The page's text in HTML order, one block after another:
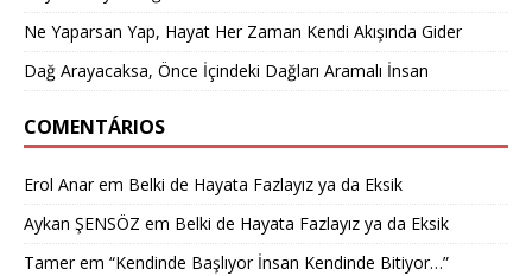
Ne Yaparsan Yap, Hayat Her Zaman Kendi Akışında Gider
Dağ Arayacaksa, Önce İçindeki Dağları Aramalı İnsan
COMENTÁRIOS
Erol Anarem Belki de Hayata Fazlayız ya da Eksik
Aykan ŞENSÖZ em Belki de Hayata Fazlayız ya da Eksik
Tamerem “Kendinde Başlıyor İnsan Kendinde Bitiyor…”